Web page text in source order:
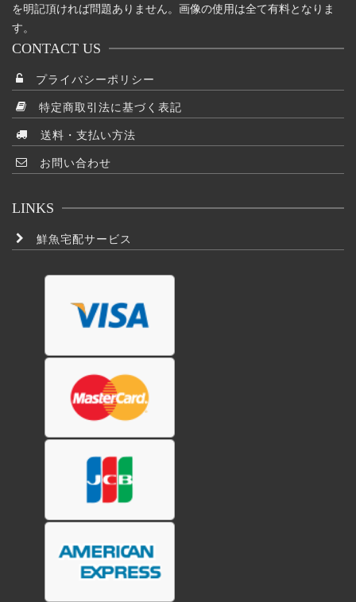
を明記頂ければ問題ありません。画像の使用は全て有料となりま
す。
CONTACT US
プライバシーポリシー
特定商取引法に基づく表記
送料・支払い方法
お問い合わせ
LINKS
鮮魚宅配サービス